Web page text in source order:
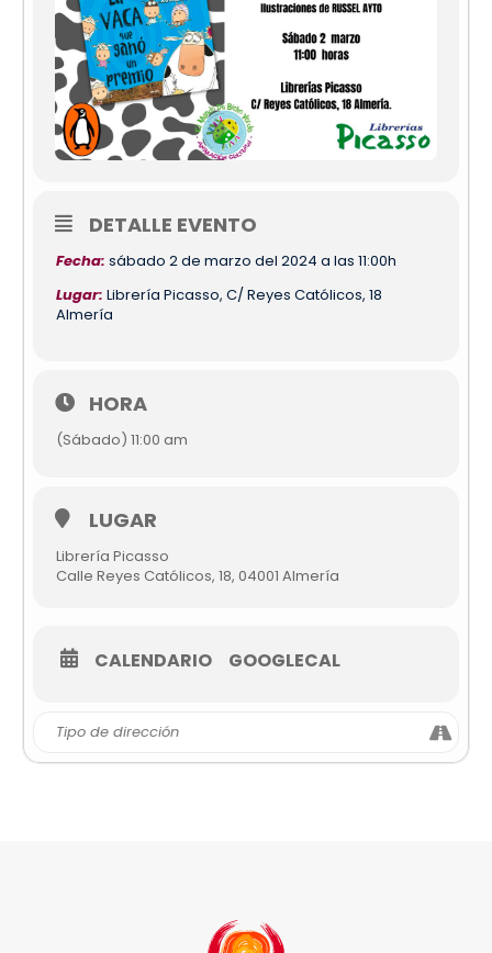
DETALLE EVENTO
Fecha: sábado 2 de marzo del 2024 a las 11:00h
Lugar: Librería Picasso, C/ Reyes Católicos, 18
Almería
HORA
(Sábado) 11:00 am
LUGAR
Librería Picasso
Calle Reyes Católicos, 18, 04001 Almería
CALENDARIO GOOGLECAL